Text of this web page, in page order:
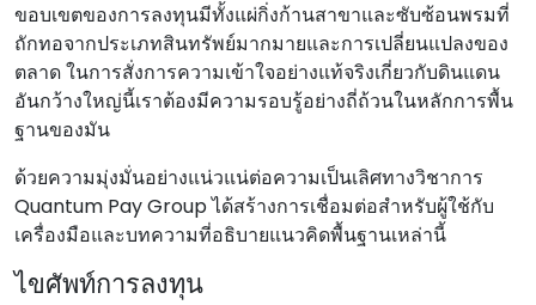
ขอบเขตของการลงทุนมีทั้งแผ่กิ่งก้านสาขาและซับซ้อนพรมที่
ถักทอจากประเภทสินทรัพย์มากมายและการเปลี่ยนแปลงของ
ตลาด ในการสั่งการความเข้าใจอย่างแท้จริงเกี่ยวกับดินแดน
อันกว้างใหญ่นี้เราต้องมีความรอบรู้อย่างถี่ถ้วนในหลักการพื้น
ฐานของมัน
ด้วยความมุ่งมั่นอย่างแน่วแน่ต่อความเป็นเลิศทางวิชาการ
Quantum Pay Group ได้สร้างการเชื่อมต่อสําหรับผู้ใช้กับ
เครื่องมือและบทความที่อธิบายแนวคิดพื้นฐานเหล่านี้
ไขศัพท์การลงทุน